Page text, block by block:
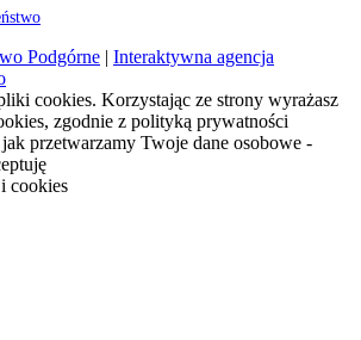
Podgórne | Interaktywna agencja
cookies. Korzystając ze strony wyrażasz
zgodnie z polityką prywatności
przetwarzamy Twoje dane osobowe -
cookies